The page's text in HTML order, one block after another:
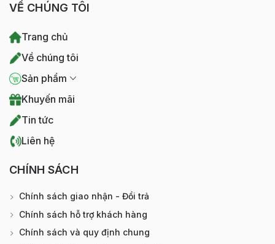
VỀ CHÚNG TÔI
Trang chủ
Về chúng tôi
Sản phẩm
Khuyến mãi
Tin tức
Liên hệ
CHÍNH SÁCH
Chính sách giao nhận - Đổi trả
Chính sách hỗ trợ khách hàng
Chính sách và quy định chung